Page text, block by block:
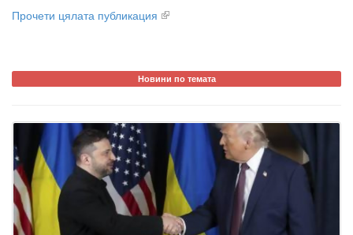
Прочети цялата публикация
Новини по темата